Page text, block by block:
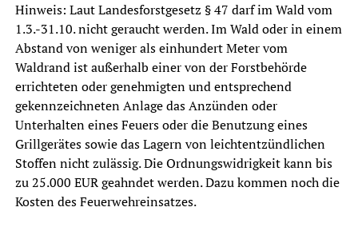
Hinweis: Laut Landesforstgesetz § 47 darf im Wald vom
1.3.-31.10. nicht geraucht werden. Im Wald oder in einem
Abstand von weniger als einhundert Meter vom
Waldrand ist außerhalb einer von der Forstbehörde
errichteten oder genehmigten und entsprechend
gekennzeichneten Anlage das Anzünden oder
Unterhalten eines Feuers oder die Benutzung eines
Grillgerätes sowie das Lagern von leichtentzündlichen
Stoffen nicht zulässig. Die Ordnungswidrigkeit kann bis
zu 25.000 EUR geahndet werden. Dazu kommen noch die
Kosten des Feuerwehreinsatzes.